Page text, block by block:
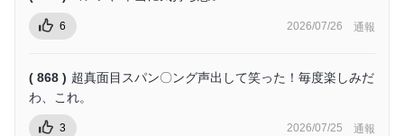
6 2026/07/26 通報
( 868 ) 超真面目スパン〇ング声出して笑った！毎度楽しみだ
わ、これ。
3 2026/07/25 通報